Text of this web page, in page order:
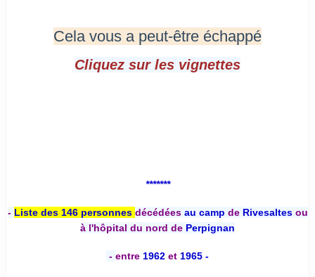
Cela vous a peut-être échappé
Cliquez sur les vignettes
*******
- Liste des 146 personnes décédées au camp deRivesaltesou
à l'hôpital du nord de Perpignan
- entre 1962 et 1965 -